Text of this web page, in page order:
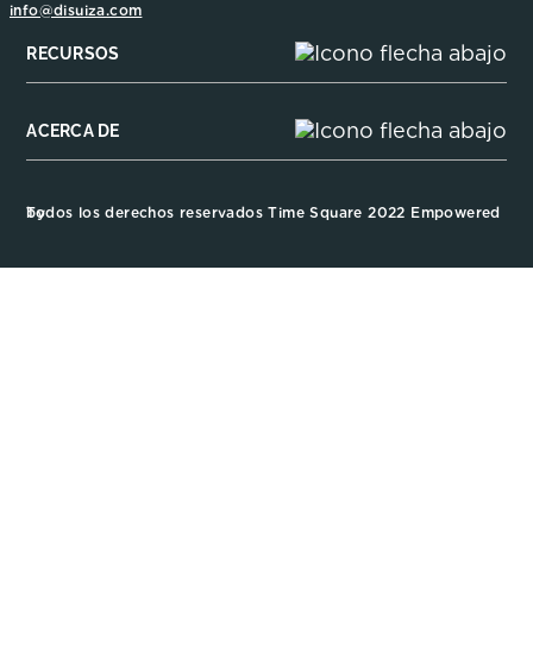
info@disuiza.com
RECURSOS
ACERCA DE
Todos los derechos reservados Time Square 2022 Empowered by